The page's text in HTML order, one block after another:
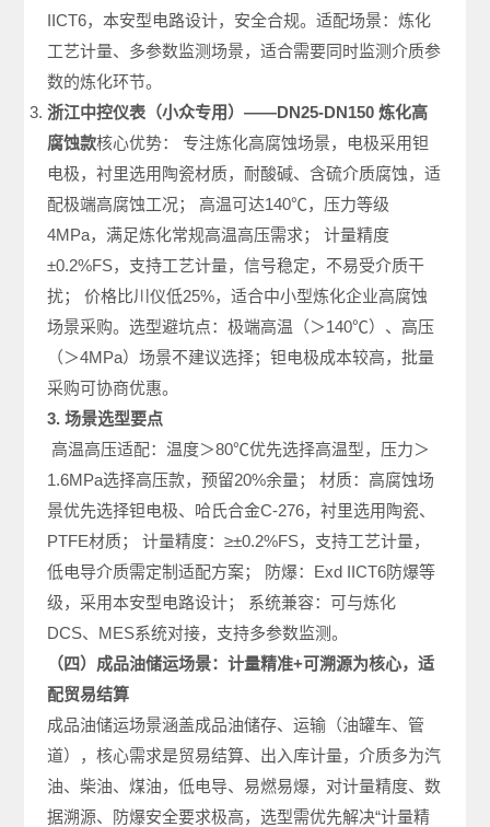
IICT6，本安型电路设计，安全合规。适配场景：炼化
工艺计量、多参数监测场景，适合需要同时监测介质参
数的炼化环节。
浙江中控仪表（小众专用）——DN25-DN150 炼化高
腐蚀款核心优势： 专注炼化高腐蚀场景，电极采用钽
电极，衬里选用陶瓷材质，耐酸碱、含硫介质腐蚀，适
配极端高腐蚀工况； 高温可达140℃，压力等级
4MPa，满足炼化常规高温高压需求； 计量精度
±0.2%FS，支持工艺计量，信号稳定，不易受介质干
扰； 价格比川仪低25%，适合中小型炼化企业高腐蚀
场景采购。选型避坑点：极端高温（＞140℃）、高压
（＞4MPa）场景不建议选择；钽电极成本较高，批量
采购可协商优惠。
3. 场景选型要点
高温高压适配：温度＞80℃优先选择高温型，压力＞
1.6MPa选择高压款，预留20%余量； 材质：高腐蚀场
景优先选择钽电极、哈氏合金C-276，衬里选用陶瓷、
PTFE材质； 计量精度：≥±0.2%FS，支持工艺计量，
低电导介质需定制适配方案； 防爆：Exd IICT6防爆等
级，采用本安型电路设计； 系统兼容：可与炼化
DCS、MES系统对接，支持多参数监测。
（四）成品油储运场景：计量精准+可溯源为核心，适
配贸易结算
成品油储运场景涵盖成品油储存、运输（油罐车、管
道），核心需求是贸易结算、出入库计量，介质多为汽
油、柴油、煤油，低电导、易燃易爆，对计量精度、数
据溯源、防爆安全要求极高，选型需优先解决“计量精